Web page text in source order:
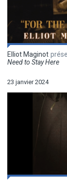
Elliot Maginot
Need to Stay Here
23 janvier 2024